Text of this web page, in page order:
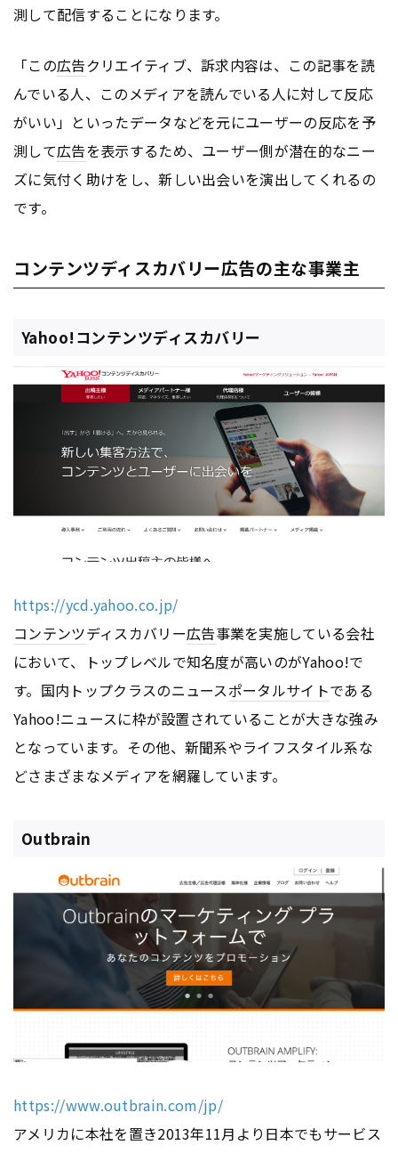
測して配信することになります。
「この広告クリエイティブ、訴求内容は、この記事を読
んでいる人、このメディアを読んでいる人に対して反応
がいい」といったデータなどを元にユーザーの反応を予
測して広告を表示するため、ユーザー側が潜在的なニー
ズに気付く助けをし、新しい出会いを演出してくれるの
です。
コンテンツディスカバリー広告の主な事業主
Yahoo!コンテンツディスカバリー
https://ycd.yahoo.co.jp/
コンテンツディスカバリー広告事業を実施している会社
において、トップレベルで知名度が高いのがYahoo!で
す。国内トップクラスのニュースポータルサイトである
Yahoo!ニュースに枠が設置されていることが大きな強み
となっています。その他、新聞系やライフスタイル系な
どさまざまなメディアを網羅しています。
Outbrain
https://www.outbrain.com/jp/
アメリカに本社を置き2013年11月より日本でもサービス